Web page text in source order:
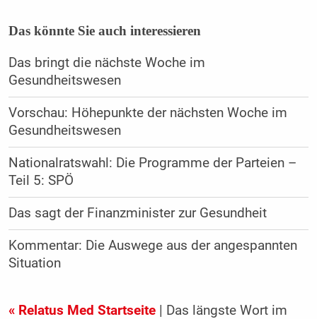
Das könnte Sie auch interessieren
Das bringt die nächste Woche im
Gesundheitswesen
Vorschau: Höhepunkte der nächsten Woche im
Gesundheitswesen
Nationalratswahl: Die Programme der Parteien –
Teil 5: SPÖ
Das sagt der Finanzminister zur Gesundheit
Kommentar: Die Auswege aus der angespannten
Situation
« Relatus Med Startseite| Das längste Wort im